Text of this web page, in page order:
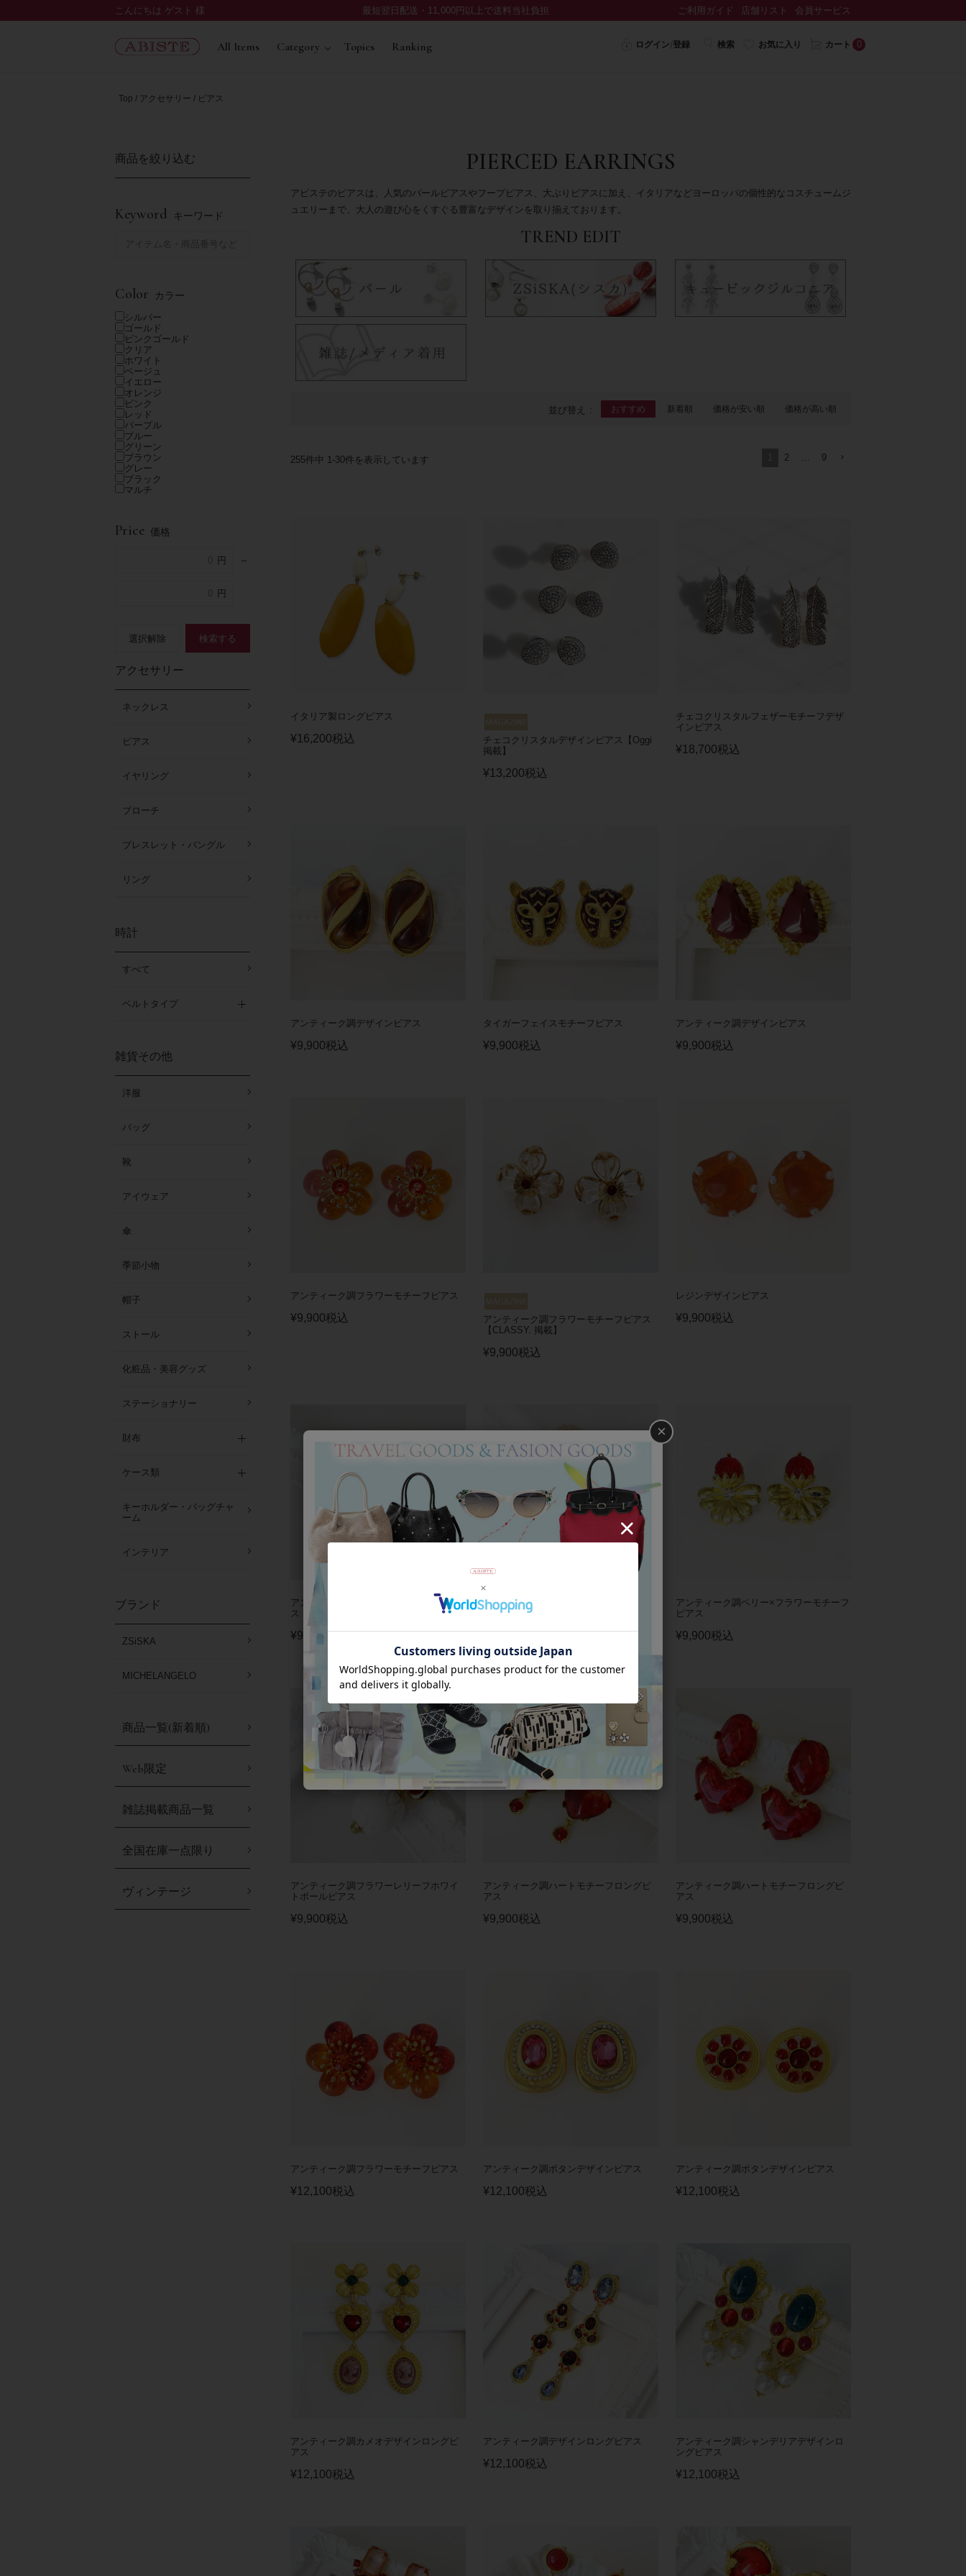
こんにちは ゲスト 様 最短翌日配送・11,000円以上で送料当社負担 ご利用ガイド 店舗リスト 会員サービス
All Items Category Topics Ranking ログイン/登録 検索 お気に入り カート 0
Top アクセサリー ピアス
商品を絞り込む
Keyword キーワード
Color カラー
シルバー
ゴールド
ピンクゴールド
クリア
ホワイト
ベージュ
イエロー
オレンジ
ピンク
レッド
パープル
ブルー
グリーン
ブラウン
グレー
ブラック
マルチ
Price 価格
～
アクセサリー
ネックレス
ピアス
イヤリング
ブローチ
ブレスレット・バングル
リング
時計
すべて
ベルトタイプ
雑貨その他
洋服
バッグ
靴
アイウェア
傘
季節小物
帽子
ストール
化粧品・美容グッズ
ステーショナリー
財布
ケース類
キーホルダー・バッグチャ
ーム
インテリア
ブランド
ZSiSKA
MICHELANGELO
商品一覧(新着順)
Web限定
雑誌掲載商品一覧
全国在庫一点限り
ヴィンテージ
PIERCED EARRINGS
アビステのピアスは、人気のパールピアスやフープピアス、大ぶりピアスに加え、イタリアなどヨーロッパの個性的なコスチュームジ
ュエリーまで、大人の遊び心をくすぐる豊富なデザインを取り揃えております。
TREND EDIT
並び替え おすすめ 新着順 価格が安い順 価格が高い順
255件中 1-30 2 … 9
イタリア製ロングピアス
¥16,200税込
チェコクリスタルデザインピアス【Oggi
掲載】
¥13,200税込
チェコクリスタルフェザーモチーフデザ
インピアス
¥18,700税込
アンティーク調デザインピアス
¥9,900税込
タイガーフェイスモチーフピアス
¥9,900税込
アンティーク調デザインピアス
¥9,900税込
アンティーク調フラワーモチーフピアス
¥9,900税込
アンティーク調フラワーモチーフピアス
【CLASSY. 掲載】
¥9,900税込
レジンデザインピアス
¥9,900税込
アンティーク調ボタニカルモチーフピア
ス
¥9,900 税込
アンティーク調ハートモチーフロングピ
アス
¥9,900税込
アンティーク調ベリー×フラワーモチーフ
ピアス
¥9,900税込
アンティーク調フラワーレリーフホワイ
トボールピアス
¥9,900税込
アンティーク調ハートモチーフロングピ
アス
¥9,900税込
アンティーク調ハートモチーフロングピ
アス
¥9,900税込
アンティーク調フラワーモチーフピアス
¥12,100税込
アンティーク調ボタンデザインピアス
¥12,100税込
アンティーク調ボタンデザインピアス
¥12,100税込
アンティーク調カメオデザインロングピ
アス
¥12,100税込
アンティーク調デザインロングピアス
¥12,100税込
アンティーク調シャンデリアデザインロ
ングピアス
¥12,100税込
×